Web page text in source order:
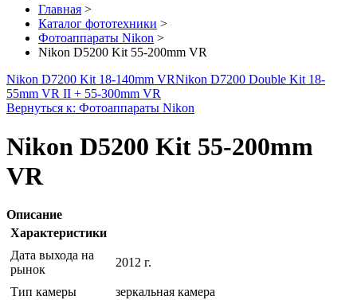
Главная >
Каталог фототехники >
Фотоаппараты Nikon >
Nikon D5200 Kit 55-200mm VR
Nikon D7200 Kit 18-140mm VRNikon D7200 Double Kit 18-
55mm VR II + 55-300mm VR
Вернуться к: Фотоаппараты Nikon
Nikon D5200 Kit 55-200mm
VR
Описание
Характеристики
Дата выхода на
рынок
2012 г.
Тип камеры
зеркальная камера